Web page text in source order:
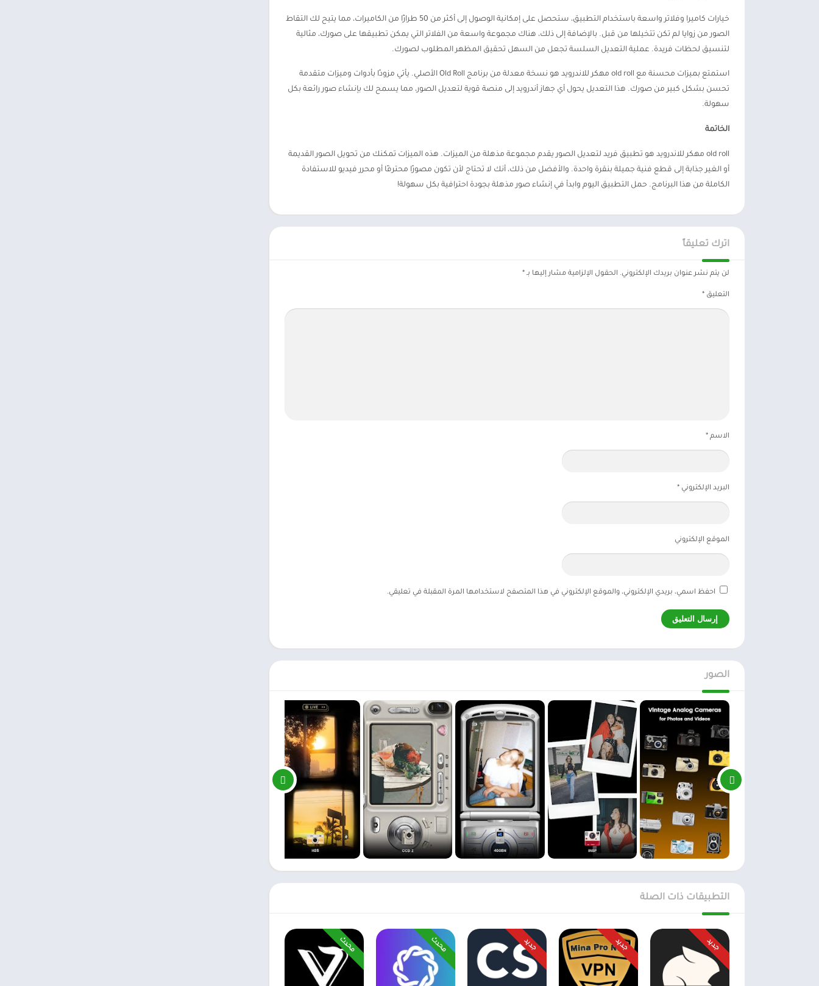
خيارات كاميرا وفلاتر واسعة باستخدام التطبيق، ستحصل على إمكانية الوصول إلى أكثر من 50 طرازًا من الكاميرات، مما يتيح لك التقاط
الصور من زوايا لم تكن تتخيلها من قبل. بالإضافة إلى ذلك، هناك مجموعة واسعة من الفلاتر التي يمكن تطبيقها على صورك، مثالية
لتنسيق لحظات فريدة. عملية التعديل السلسة تجعل من السهل تحقيق المظهر المطلوب لصورك.
استمتع بميزات محسنة مع old roll مهكر للاندرويد هو نسخة معدلة من برنامج Old Roll الأصلي. يأتي مزودًا بأدوات وميزات متقدمة
تحسن بشكل كبير من صورك. هذا التعديل يحول أي جهاز أندرويد إلى منصة قوية لتعديل الصور، مما يسمح لك بإنشاء صور رائعة بكل
سهولة.
الخاتمة
old roll مهكر للاندرويد هو تطبيق فريد لتعديل الصور يقدم مجموعة مذهلة من الميزات. هذه الميزات تمكنك من تحويل الصور القديمة
أو الغير جذابة إلى قطع فنية جميلة بنقرة واحدة. والأفضل من ذلك، أنك لا تحتاج لأن تكون مصورًا محترفًا أو محرر فيديو للاستفادة
الكاملة من هذا البرنامج. حمل التطبيق اليوم وابدأ في إنشاء صور مذهلة بجودة احترافية بكل سهولة!
اترك تعليقاً
لن يتم نشر عنوان بريدك الإلكتروني. الحقول الإلزامية مشار إليها بـ *
التعليق *
الاسم *
البريد الإلكتروني *
الموقع الإلكتروني
احفظ اسمي، بريدي الإلكتروني، والموقع الإلكتروني في هذا المتصفح لاستخدامها المرة المقبلة في تعليقي.
الصور
التطبيقات ذات الصلة
جديد جديد جديد محدث محدث